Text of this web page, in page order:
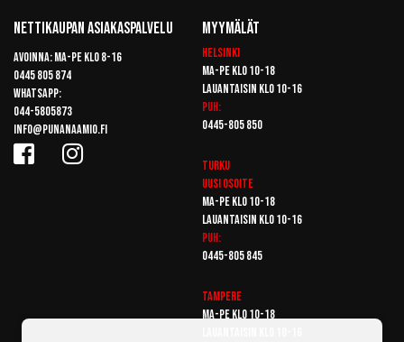
Nettikaupan Asiakaspalvelu
Avoinna: Ma-pe klo 8-16
0445 805 874
Whatsapp:
044-5805873
info@punanaamio.fi
Myymälät
Helsinki
Ma-pe klo 10-18
Lauantaisin klo 10-16
Puh:
0445-805 850
Turku
Uusi osoite
Ma-pe klo 10-18
Lauantaisin klo 10-16
Puh:
0445-805 845
Tampere
Ma-pe klo 10-18